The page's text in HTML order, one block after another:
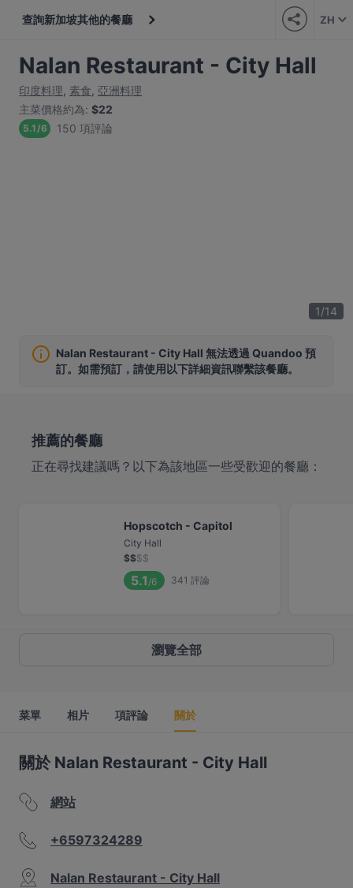
查詢新加坡其他的餐廳 ZH
Nalan Restaurant - City Hall
印度料理, 素食, 亞洲料理
主菜價格約為: $22
5.1/6 150 項評論
1/14
Nalan Restaurant - City Hall 無法透過 Quandoo 預
訂。如需預訂，請使用以下詳細資訊聯繫該餐廳。
推薦的餐廳
正在尋找建議嗎？以下為該地區一些受歡迎的餐廳：
Hopscotch - Capitol
City Hall
$$$$
5.1 /6 341 評論
瀏覽全部
菜單 相片 項評論 關於
關於 Nalan Restaurant - City Hall
網站
+6597324289
Nalan Restaurant - City Hall